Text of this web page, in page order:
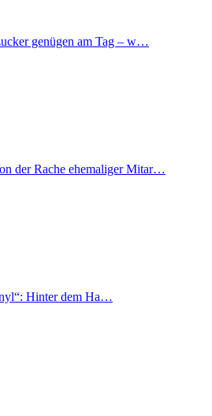
genügen am Tag – w…
der Rache ehemaliger Mitar…
Hinter dem Ha…